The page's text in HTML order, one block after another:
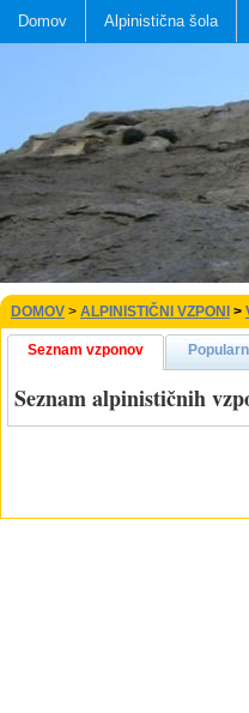
Domov Alpinistična šola
DOMOV > ALPINISTIČNI VZPONI >
Seznam vzponov
Seznam alpinističnih